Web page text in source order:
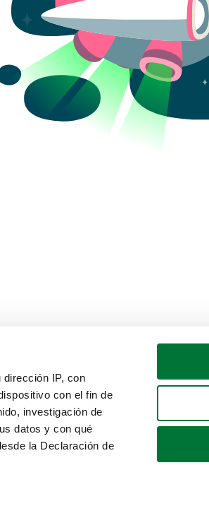
IP, con
con el fin de
investigación de
datos y con qué
la Declaración de